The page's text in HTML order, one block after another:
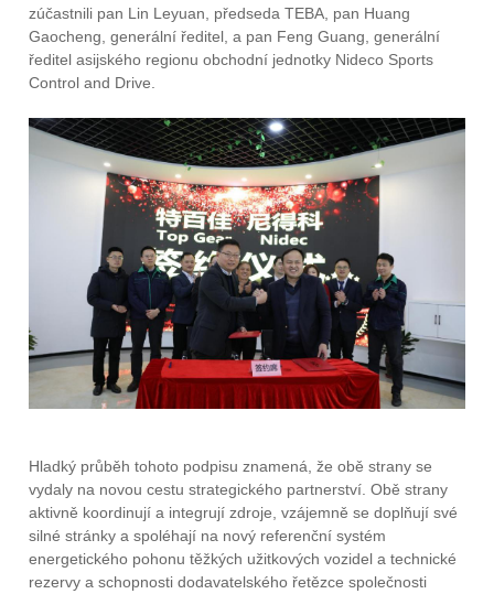
zúčastnili pan Lin Leyuan, předseda TEBA, pan Huang
Gaocheng, generální ředitel, a pan Feng Guang, generální
ředitel asijského regionu obchodní jednotky Nideco Sports
Control and Drive.
Hladký průběh tohoto podpisu znamená, že obě strany se
vydaly na novou cestu strategického partnerství. Obě strany
aktivně koordinují a integrují zdroje, vzájemně se doplňují své
silné stránky a spoléhají na nový referenční systém
energetického pohonu těžkých užitkových vozidel a technické
rezervy a schopnosti dodavatelského řetězce společnosti